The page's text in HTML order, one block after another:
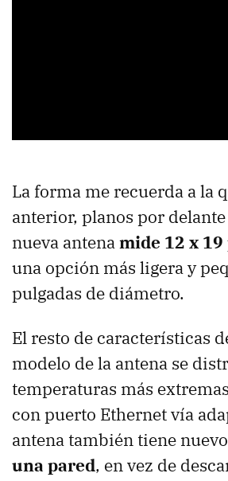
La forma me recuerda a la
anterior, planos por
nueva antenamide 12 x 19
una opción más ligera y
pulgadas de diámetro.
El resto de características
modelo de la antena se
temperaturas más
con puerto Ethernet vía
antena también tiene
una pared, en vez de